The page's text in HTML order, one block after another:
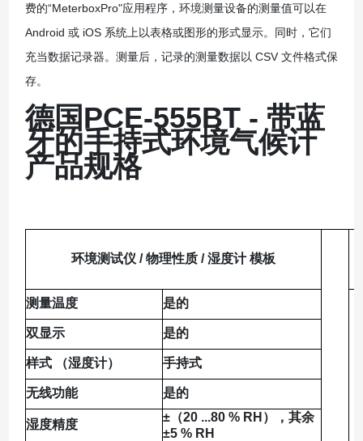
费的“MeterboxPro"应用程序，环境测量设备的测量值可以在
Android 或 iOS 系统上以表格或图形的形式显示。同时，它们
充当数据记录器。测量后，记录的测量数据以 CSV 文件格式保
存。
德国PCE-555BT - 带蓝
牙的手持式环境气候计
产品规格
环境测试仪 / 物理性质 / 湿度计 模板
测量温度 是的
双显示 是的
样式 （湿度计） 手持式
无线功能 是的
湿度精度
±（20 ...80 % RH），其余
±5 % RH